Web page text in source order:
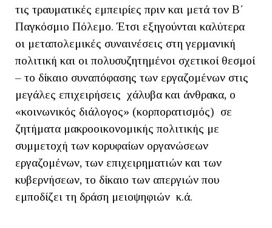
τις τραυματικές εμπειρίες πριν και μετά τον Β΄
Παγκόσμιο Πόλεμο. Έτσι εξηγούνται καλύτερα
οι μεταπολεμικές συναινέσεις στη γερμανική
πολιτική και οι πολυσυζητημένοι σχετικοί θεσμοί
– το δίκαιο συναπόφασης των εργαζομένων στις
μεγάλες επιχειρήσεις χάλυβα και άνθρακα, ο
«κοινωνικός διάλογος» (κορπορατισμός) σε
ζητήματα μακροοικονομικής πολιτικής με
συμμετοχή των κορυφαίων οργανώσεων
εργαζομένων, των επιχειρηματιών και των
κυβερνήσεων, το δίκαιο των απεργιών που
εμποδίζει τη δράση μειοψηφιών κ.ά.